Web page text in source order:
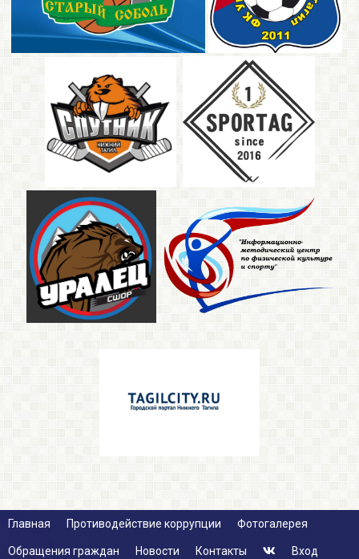
Главная Противодействие коррупции Фотогалерея
Обращения граждан Новости Контакты Вход